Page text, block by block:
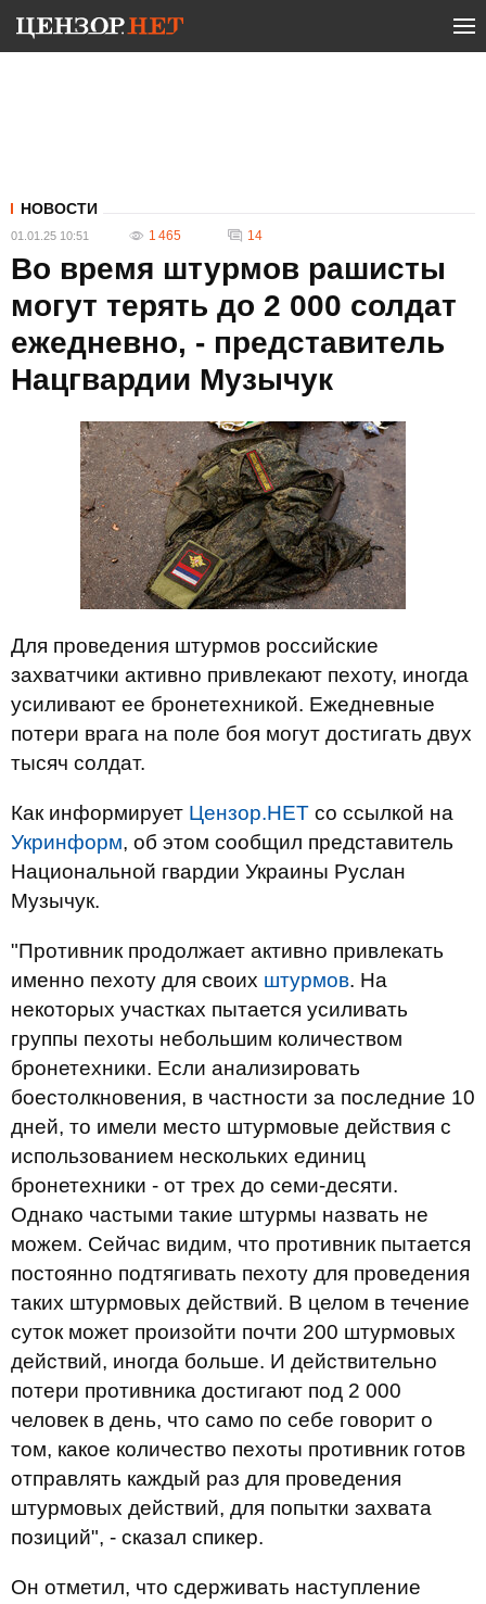
НОВОСТИ
01.01.25 10:51 1 465 14
Во время штурмов рашисты
могут терять до 2 000 солдат
ежедневно, - представитель
Нацгвардии Музычук
Для проведения штурмов российские
захватчики активно привлекают пехоту, иногда
усиливают ее бронетехникой. Ежедневные
потери врага на поле боя могут достигать двух
тысяч солдат.
Как информирует Цензор.НЕТ со ссылкой на
Укринформ, об этом сообщил представитель
Национальной гвардии Украины Руслан
Музычук.
"Противник продолжает активно привлекать
именно пехоту для своих штурмов. На
некоторых участках пытается усиливать
группы пехоты небольшим количеством
бронетехники. Если анализировать
боестолкновения, в частности за последние 10
дней, то имели место штурмовые действия с
использованием нескольких единиц
бронетехники - от трех до семи-десяти.
Однако частыми такие штурмы назвать не
можем. Сейчас видим, что противник пытается
постоянно подтягивать пехоту для проведения
таких штурмовых действий. В целом в течение
суток может произойти почти 200 штурмовых
действий, иногда больше. И действительно
потери противника достигают под 2 000
человек в день, что само по себе говорит о
том, какое количество пехоты противник готов
отправлять каждый раз для проведения
штурмовых действий, для попытки захвата
позиций", - сказал спикер.
Он отметил, что сдерживать наступление